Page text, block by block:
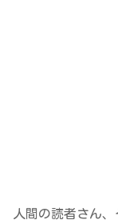
人間の読者さん